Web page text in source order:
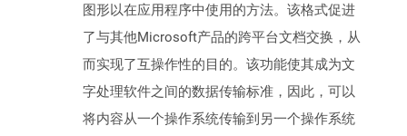
图形以在应用程序中使用的方法。该格式促进
了与其他Microsoft产品的跨平台文档交换，从
而实现了互操作性的目的。该功能使其成为文
字处理软件之间的数据传输标准，因此，可以
将内容从一个操作系统传输到另一个操作系统